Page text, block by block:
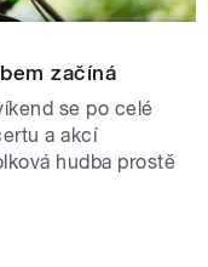
začíná
se po celé
a akcí
hudba prostě